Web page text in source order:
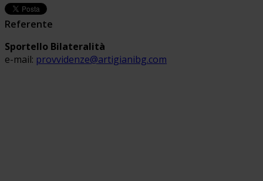
Referente
Sportello Bilateralità
e-mail: provvidenze@artigianibg.com